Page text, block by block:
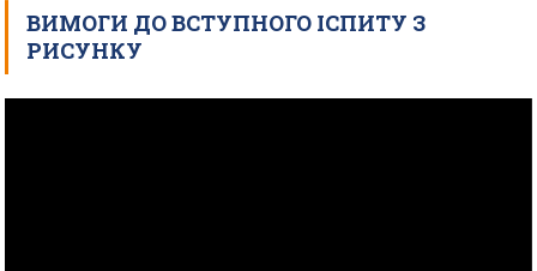
ВИМОГИ ДО ВСТУПНОГО ІСПИТУ З
РИСУНКУ